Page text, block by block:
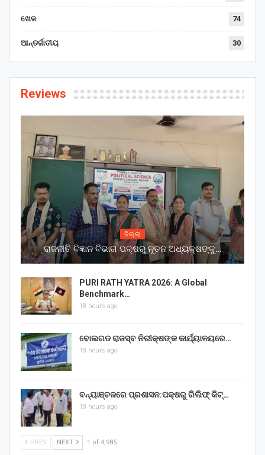
ଖେଳ 74
ଆନ୍ତର୍ଜାତୀୟ 30
Reviews
ଜିଲ୍ଲା
ରାଜନୀତି ବିଜ୍ଞାନ ବିଭାଗ ପକ୍ଷରୁ ନୂତନ ଅଧ୍ୟକ୍ଷଙ୍କୁ…
PURI RATH YATRA 2026: A Global
Benchmark…
18 hours ago
ବୋଲଗଡ ରାଜସ୍ବ ନିରୀକ୍ଷଙ୍କ କାର୍ଯ୍ୟାଳୟରେ…
18 hours ago
ବନ୍ୟାଞ୍ଚଳରେ ପ୍ରଶାସନ:ପକ୍ଷରୁ ରିଲିଫ୍ କିଟ୍…
18 hours ago
PREV NEXT 1 of 4,985